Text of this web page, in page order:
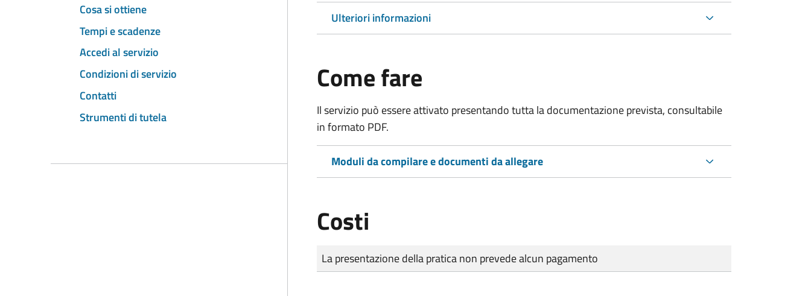
Cosa si ottiene
Tempi e scadenze
Accedi al servizio
Condizioni di servizio
Contatti
Strumenti di tutela
Ulteriori informazioni
Come fare
Il servizio può essere attivato presentando tutta la documentazione prevista, consultabile
in formato PDF.
Moduli da compilare e documenti da allegare
Costi
Tipo di pagamento
Importo
La presentazione della pratica non prevede alcun pagamento